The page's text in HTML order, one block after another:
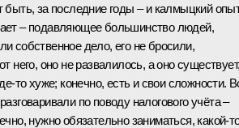
быть, за последние годы – и калмыцкий
– подавляющее большинство людей,
собственное дело, его не бросили,
него, оно не развалилось, а оно
хуже; конечно, есть и свои сложности.
по поводу налогового учёта –
нужно обязательно заниматься,